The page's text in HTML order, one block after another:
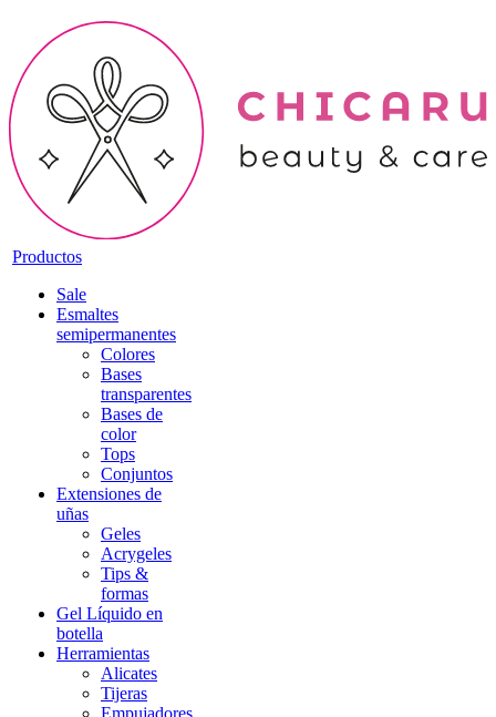
Productos
Sale
Esmaltes
semipermanentes
Colores
Bases
transparentes
Bases de
color
Tops
Conjuntos
Extensiones de
uñas
Geles
Acrygeles
Tips &
formas
Gel Líquido en
botella
Herramientas
Alicates
Tijeras
Empujadores